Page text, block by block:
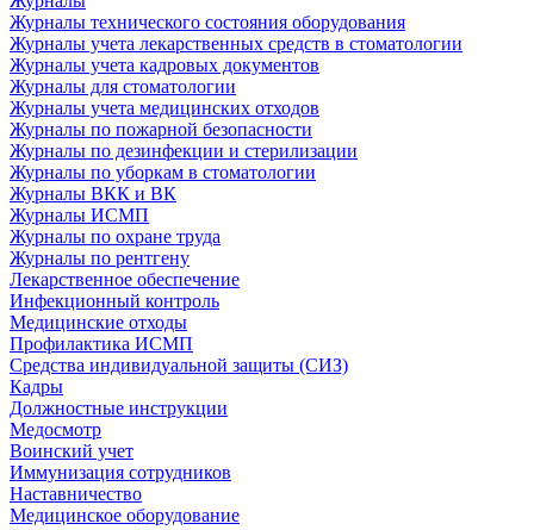
Журналы технического состояния оборудования
Журналы учета лекарственных средств в стоматологии
Журналы учета кадровых документов
Журналы для стоматологии
Журналы учета медицинских отходов
Журналы по пожарной безопасности
Журналы по дезинфекции и стерилизации
Журналы по уборкам в стоматологии
Журналы ВКК и ВК
Журналы ИСМП
Журналы по охране труда
Журналы по рентгену
Лекарственное обеспечение
Инфекционный контроль
Медицинские отходы
Профилактика ИСМП
Средства индивидуальной защиты (СИЗ)
Кадры
Должностные инструкции
Медосмотр
Воинский учет
Иммунизация сотрудников
Наставничество
Медицинское оборудование